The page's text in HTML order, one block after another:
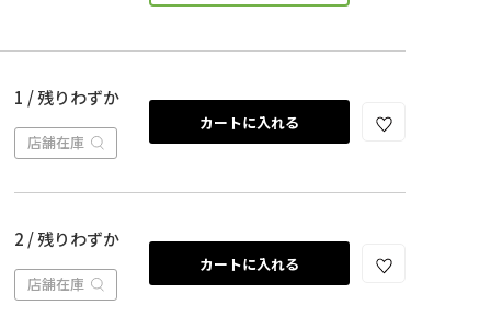
1 / 残りわずか
店舗在庫
カートに入れる
2 / 残りわずか
店舗在庫
カートに入れる